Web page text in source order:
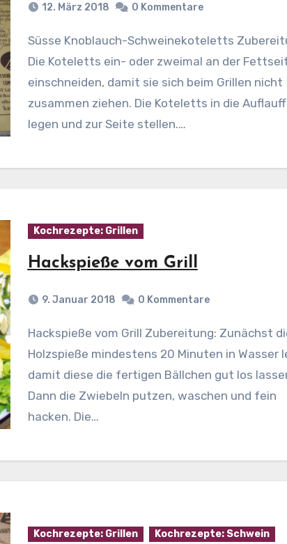
12. März 2018 0 Kommentare
Süsse Knoblauch-Schweinekoteletts Zubereitung:
Die Koteletts ein- oder zweimal an der
einschneiden, damit sie sich beim Grillen nicht
zusammen ziehen. Die Koteletts in die
legen und zur Seite stellen.…
Kochrezepte: Grillen
Hackspieße vom Grill
9. Januar 2018 0 Kommentare
Hackspieße vom Grill Zubereitung: Zunächst die
Holzspieße mindestens 20 Minuten in Wasser
damit diese die fertigen Bällchen gut los
Dann die Zwiebeln putzen, waschen und fein
hacken. Die…
Kochrezepte: Grillen Kochrezepte: Schwein